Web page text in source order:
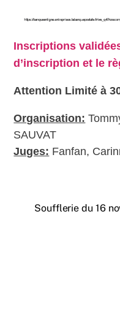
Inscriptions
d’inscription et le
Attention Limité à
Organisation:
SAUVAT
Juges: Fanfan,
Soufflerie du 16